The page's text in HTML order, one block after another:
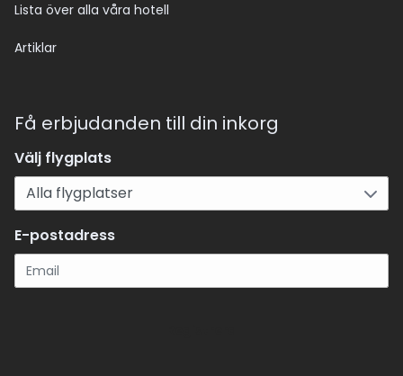
Lista över alla våra hotell
Artiklar
Få erbjudanden till din inkorg
Välj flygplats
E-postadress